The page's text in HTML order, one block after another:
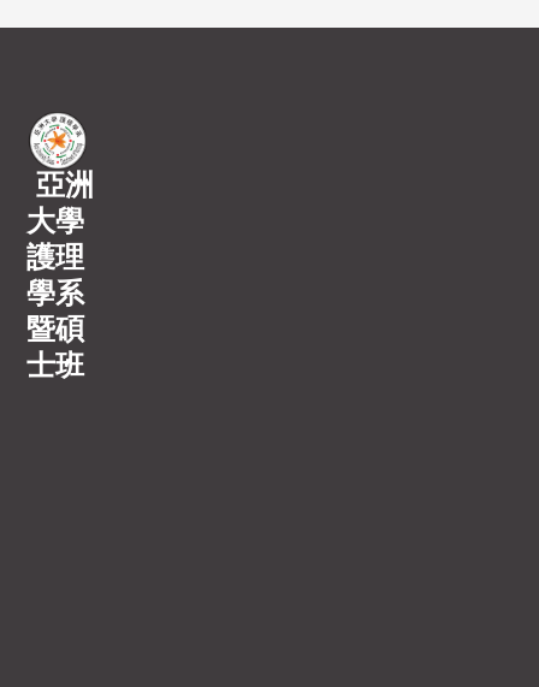
亞洲
大學
護理
學系
暨碩
士班